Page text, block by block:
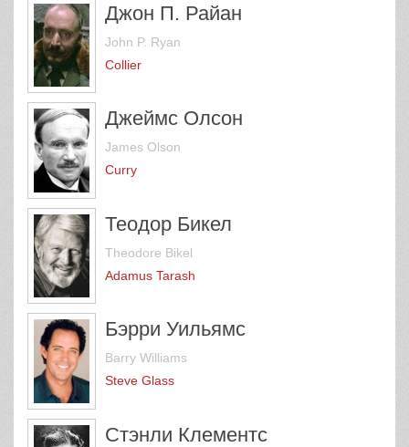
Джон П. Райан
John P. Ryan
Collier
Джеймс Олсон
James Olson
Curry
Теодор Бикел
Theodore Bikel
Adamus Tarash
Бэрри Уильямс
Barry Williams
Steve Glass
Стэнли Клементс